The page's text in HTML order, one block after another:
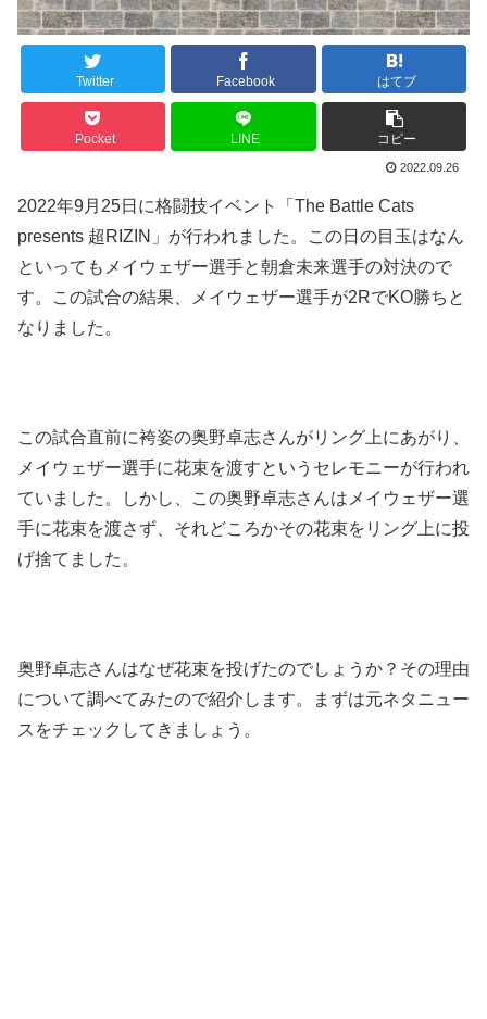
Twitter Facebook はてブ
Pocket LINE コピー
2022.09.26
2022年9月25日に格闘技イベント「The Battle Cats
presents 超RIZIN」が行われました。この日の目玉はなん
といってもメイウェザー選手と朝倉未来選手の対決ので
す。この試合の結果、メイウェザー選手が2RでKO勝ちと
なりました。
この試合直前に袴姿の奥野卓志さんがリング上にあがり、
メイウェザー選手に花束を渡すというセレモニーが行われ
ていました。しかし、この奥野卓志さんはメイウェザー選
手に花束を渡さず、それどころかその花束をリング上に投
げ捨てました。
奥野卓志さんはなぜ花束を投げたのでしょうか？その理由
について調べてみたので紹介します。まずは元ネタニュー
スをチェックしてきましょう。